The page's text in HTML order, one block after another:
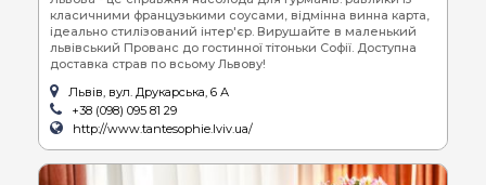
класичними французькими соусами, відмінна винна карта,
ідеально стилізований інтер'єр. Вирушайте в маленький
львівський Прованс до гостинної тітоньки Софії. Доступна
доставка страв по всьому Львову!
Львів, вул. Друкарська, 6 А
+38 (098) 095 81 29
http://www.tantesophie.lviv.ua/